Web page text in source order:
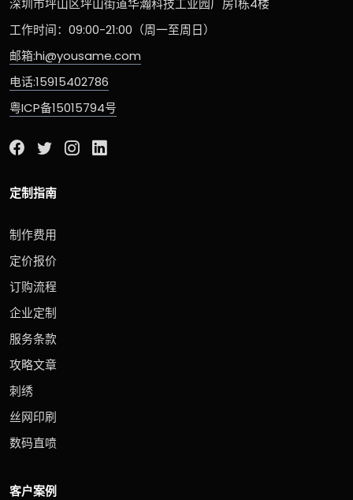
深圳市坪山区坪山街道华瀚科技工业园厂房1栋4楼
工作时间：09:00-21:00（周一至周日）
邮箱:hi@yousame.com
电话:15915402786
粤ICP备15015794号
定制指南
制作费用
定价报价
订购流程
企业定制
服务条款
攻略文章
刺绣
丝网印刷
数码直喷
客户案例